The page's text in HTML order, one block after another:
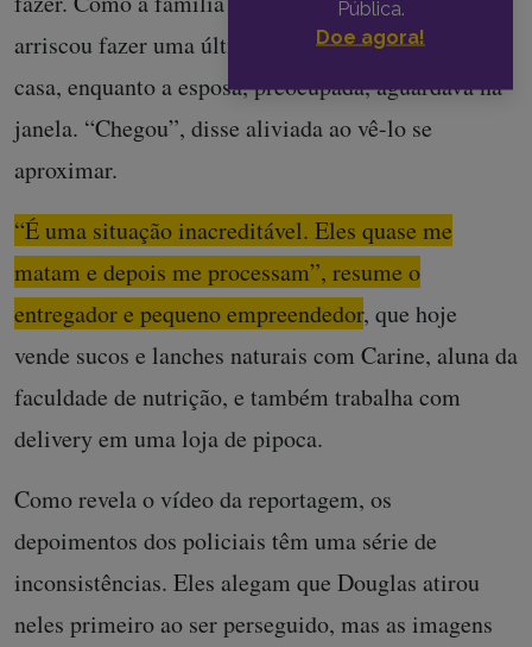
arriscou fazer uma última entrega, por ser perto de
casa, enquanto a esposa, preocupada, aguardava na
janela. “Chegou”, disse aliviada ao vê-lo se
aproximar.
“É uma situação inacreditável. Eles quase me
matam e depois me processam”, resume o
entregador e pequeno empreendedor, que hoje
vende sucos e lanches naturais com Carine, aluna da
faculdade de nutrição, e também trabalha com
delivery em uma loja de pipoca.
Como revela o vídeo da reportagem, os
depoimentos dos policiais têm uma série de
inconsistências. Eles alegam que Douglas atirou
neles primeiro ao ser perseguido, mas as imagens
Pública.
Doe agora!